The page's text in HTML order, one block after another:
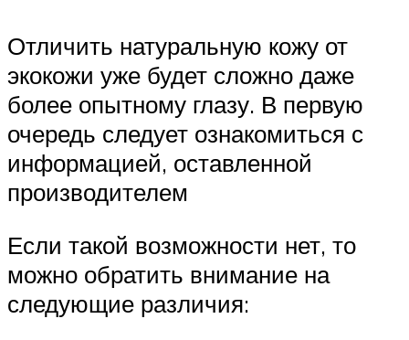
Отличить натуральную кожу от
экокожи уже будет сложно даже
более опытному глазу. В первую
очередь следует ознакомиться с
информацией, оставленной
производителем
Если такой возможности нет, то
можно обратить внимание на
следующие различия: